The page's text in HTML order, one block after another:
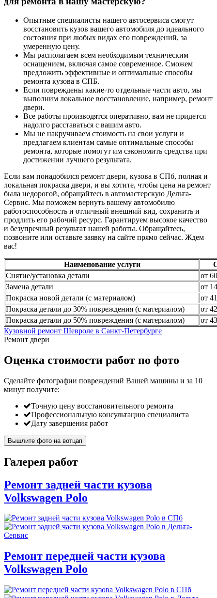
Опытные специалисты нашего автосервиса смогут
восстановить кузов вашего автомобиля до идеального
состояния при любых видах его повреждений, за
умеренную цену.
Мы располагаем всем необходимым техническим
оснащением, включая самое современное. Сможем
предложить эффективные и оптимальные способы
ремонта кузова в СПБ.
Если повреждены какие-то отдельные части авто, мы
выполним локальное восстановление, например, ремонт
двери.
Все работы производятся оперативно, вам не придется
надолго расставаться с вашим авто.
Мы не накручиваем стоимость на свои услуги и
предлагаем клиентам самые оптимальные способы
ремонта, которые помогут им сэкономить средства при
достижении лучшего результата.
Если вам понадобился ремонт двери, кузова в СПб, полная и
локальная покраска двери, и вы хотите, чтобы цена на ремонт
была недорогой, обращайтесь в автомастерскую Дельта-
Сервис. Мы поможем вернуть вашему автомобилю
работоспособность и отличный внешний вид, сохранить и
продлить его рабочий ресурс. Гарантируем высокое качество
и безупречный результат нашей работы. Обращайтесь,
позвоните или оставьте заявку на сайте прямо сейчас. Ждем
вас!
Наименование услуги
Снятие/установка детали
от
Замена детали
от
Покраска новой детали (с материалом)
от
Покраска детали до 30% повреждения (с материалом)
от
Покраска детали до 50% повреждения (с материалом)
от
Кузовной ремонт Шевроле в Санкт-Петербурге
Ремонт двери
Оценка стоимости работ по фото
Сделайте фотографии повреждений Вашей машины и за 10
минут получите:
Точную цену восстановительного ремонта
Профессиональную консультацию специалиста
Дату завершения работ
Вышлите фото на вотцап
Галерея работ
Ремонт задней части кузова
Volkswagen Polo
Ремонт передней части кузова
Volkswagen Polo